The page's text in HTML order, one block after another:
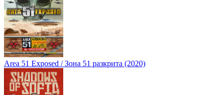
Area 51 Exposed / Зона 51 разкрита (2020)